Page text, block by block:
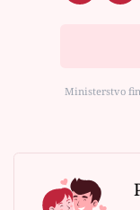
Ministerstvo